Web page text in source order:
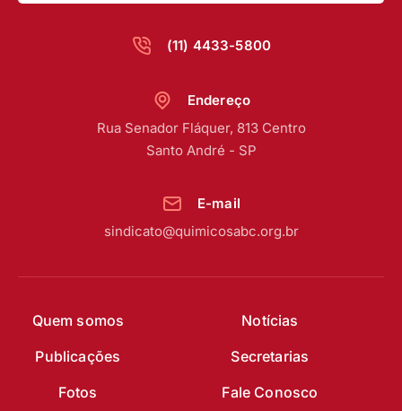
(11) 4433-5800
Quem somos
Notícias
Publicações
Secretarias
Fotos
Fale Conosco
Endereço
Rua Senador Fláquer, 813 Centro
Santo André - SP
E-mail
sindicato@quimicosabc.org.br